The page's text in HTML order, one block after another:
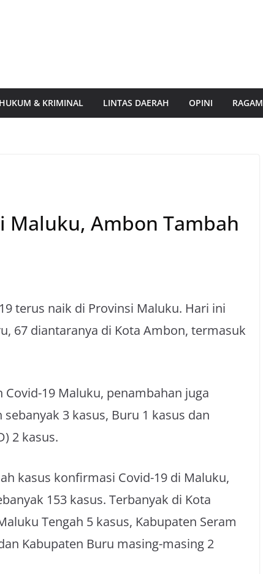
HUKUM & KRIMINAL LINTAS DAERAH OPINI RAGAM
Maluku, Ambon Tambah
terus naik di Provinsi Maluku. Hari ini
67 diantaranya di Kota Ambon, termasuk
Covid-19 Maluku, penambahan juga
3 kasus, Buru 1 kasus dan
2 kasus.
kasus konfirmasi Covid-19 di Maluku,
153 kasus. Terbanyak di Kota
Tengah 5 kasus, Kabupaten Seram
Kabupaten Buru masing-masing 2